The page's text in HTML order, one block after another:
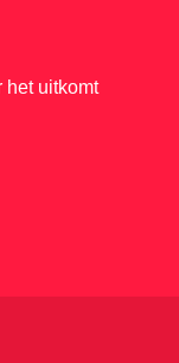
het uitkomt